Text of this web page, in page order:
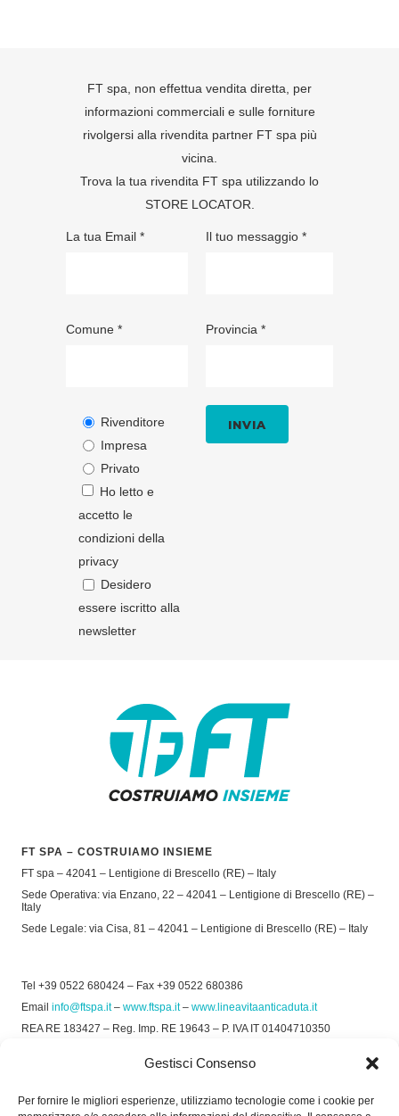
Gestisci Consenso
Per fornire le migliori esperienze, utilizziamo tecnologie come i cookie per
FT spa, non effettua vendita diretta, per
informazioni commerciali e sulle forniture
rivolgersi alla rivendita partner FT spa più
vicina.
Trova la tua rivendita FT spa utilizzando lo
STORE LOCATOR.
La tua Email *
Comune *
Rivenditore
Impresa
Privato
Ho letto e
accetto le
condizioni della
privacy
Desidero
essere iscritto alla
newsletter
Il tuo messaggio *
Provincia *
FT SPA – COSTRUIAMO INSIEME
FT spa – 42041 – Lentigione di Brescello (RE) – Italy
Sede Operativa: via Enzano, 22 – 42041 – Lentigione di Brescello (RE) –
Italy
Sede Legale: via Cisa, 81 – 42041 – Lentigione di Brescello (RE) – Italy
Tel +39 0522 680424 – Fax +39 0522 680386
Email info@ftspa.it– www.ftspa.it– www.lineavitaanticaduta.it
REA RE 183427 – Reg. Imp. RE 19643 – P. IVA IT 01404710350
Privacy Policy–Cookie Policy